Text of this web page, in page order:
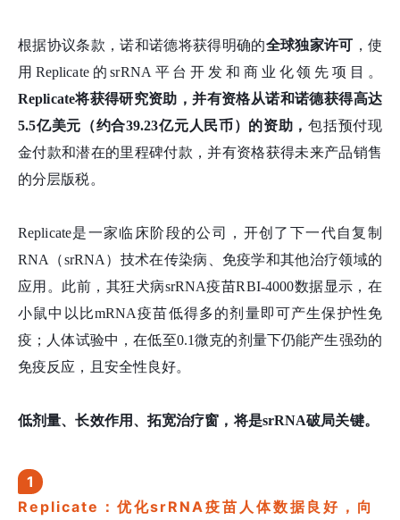
根据协议条款，诺和诺德将获得明确的全球独家许可 ，使
用Replicate的srRNA平台开发和商业化领先项目。
Replicate将获得研究资助，并有资格从诺和诺德获得高达
5.5亿美元（约合39.23亿元人民币）的资助，包括预付现
金付款和潜在的里程碑付款，并有资格获得未来产品销售
的分层版税。
Replicate是一家临床阶段的公司，开创了下一代自复制
RNA（srRNA）技术在传染病、免疫学和其他治疗领域的
应用。此前，其狂犬病srRNA疫苗RBI-4000数据显示，在
小鼠中以比mRNA疫苗低得多的剂量即可产生保护性免
疫；人体试验中，在低至0.1微克的剂量下仍能产生强劲的
免疫反应，且安全性良好。
低剂量、长效作用、拓宽治疗窗，将是srRNA破局关键。
1
Replicate：优化srRNA疫苗人体数据良好，向